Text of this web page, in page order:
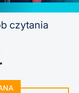
czytania